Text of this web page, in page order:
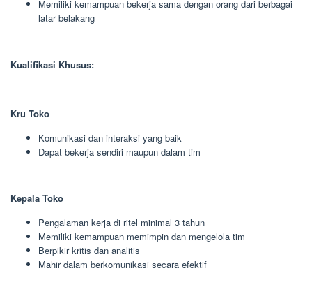
Memiliki kemampuan bekerja sama dengan orang dari berbagai
latar belakang
Kualifikasi Khusus:
Kru Toko
Komunikasi dan interaksi yang baik
Dapat bekerja sendiri maupun dalam tim
Kepala Toko
Pengalaman kerja di ritel minimal 3 tahun
Memiliki kemampuan memimpin dan mengelola tim
Berpikir kritis dan analitis
Mahir dalam berkomunikasi secara efektif